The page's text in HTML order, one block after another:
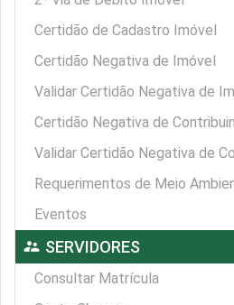
Certidão de Cadastro Imóvel
Certidão Negativa de Imóvel
Validar Certidão Negativa de
Certidão Negativa de
Validar Certidão Negativa de
Requerimentos de Meio
Eventos
supervisor_account SERVIDORES
Consultar Matrícula